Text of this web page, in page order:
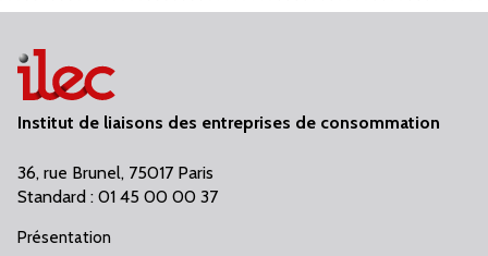
Institut de liaisons des entreprises de consommation
36, rue Brunel, 75017 Paris
Standard : 01 45 00 00 37
Présentation